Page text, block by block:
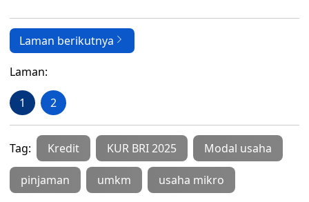
Laman berikutnya
Laman:
1 2
Tag: Kredit KUR BRI 2025 Modal usaha
pinjaman umkm usaha mikro